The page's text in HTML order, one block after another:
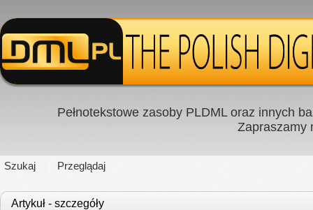
Pełnotekstowe zasoby PLDML oraz innych
Zapraszamy
Szukaj Przeglądaj
Artykuł - szczegóły